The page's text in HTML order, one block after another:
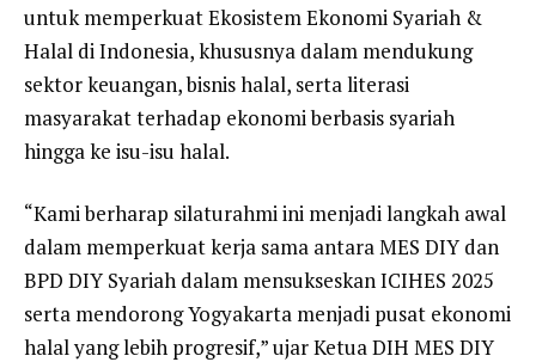
untuk memperkuat Ekosistem Ekonomi Syariah &
Halal di Indonesia, khususnya dalam mendukung
sektor keuangan, bisnis halal, serta literasi
masyarakat terhadap ekonomi berbasis syariah
hingga ke isu-isu halal.
“Kami berharap silaturahmi ini menjadi langkah awal
dalam memperkuat kerja sama antara MES DIY dan
BPD DIY Syariah dalam mensukseskan ICIHES 2025
serta mendorong Yogyakarta menjadi pusat ekonomi
halal yang lebih progresif,” ujar Ketua DIH MES DIY